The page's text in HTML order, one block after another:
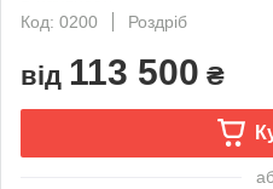
Код: 0200
Роздріб
від 113 500 ₴